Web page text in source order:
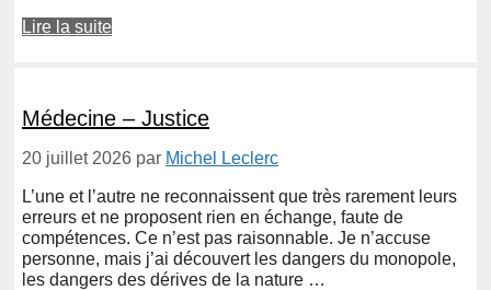
Lire la suite
Médecine – Justice
20 juillet 2026 par Michel Leclerc
L’une et l’autre ne reconnaissent que très rarement leurs
erreurs et ne proposent rien en échange, faute de
compétences. Ce n’est pas raisonnable. Je n’accuse
personne, mais j’ai découvert les dangers du monopole,
les dangers des dérives de la nature …